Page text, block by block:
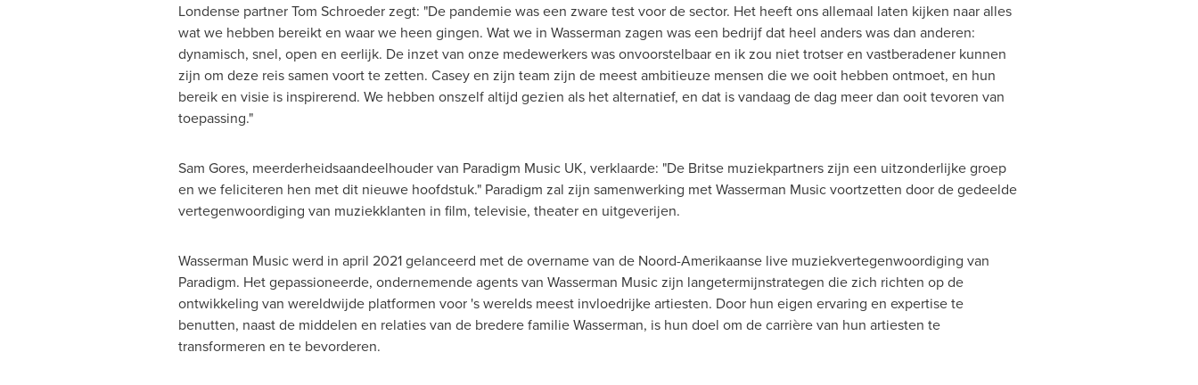
Londense partnerTom Schroederzegt: "De pandemie was een zware test voor de sector. Het heeft ons allemaal laten kijken naar alles
wat we hebben bereikt en waar we heen gingen. Wat we in Wasserman zagen was een bedrijf dat heel anders was dan anderen:
dynamisch, snel, open en eerlijk. De inzet van onze medewerkers was onvoorstelbaar en ik zou niet trotser en vastberadener kunnen
zijn om deze reis samen voort te zetten. Casey en zijn team zijn de meest ambitieuze mensen die we ooit hebben ontmoet, en hun
bereik en visie is inspirerend. We hebben onszelf altijd gezien als het alternatief, en dat is vandaag de dag meer dan ooit tevoren van
toepassing."
Sam Gores, meerderheidsaandeelhouder van Paradigm Music UK, verklaarde: "De Britse muziekpartners zijn een uitzonderlijke groep
en we feliciteren hen met dit nieuwe hoofdstuk." Paradigm zal zijn samenwerking metWasserman Musicvoortzetten door de gedeelde
vertegenwoordiging van muziekklanten in film, televisie, theater en uitgeverijen.
Wasserman Musicwerd in april 2021gelanceerd met de overname van de Noord-Amerikaanse live muziekvertegenwoordiging van
Paradigm. Het gepassioneerde, ondernemende agents van Wasserman Musiczijn langetermijnstrategen die zich richten op de
ontwikkeling van wereldwijde platformen voor 's werelds meest invloedrijke artiesten. Door hun eigen ervaring en expertise te
benutten, naast de middelen en relaties van de bredere familie Wasserman, is hun doel om de carrière van hun artiesten te
transformeren en te bevorderen.